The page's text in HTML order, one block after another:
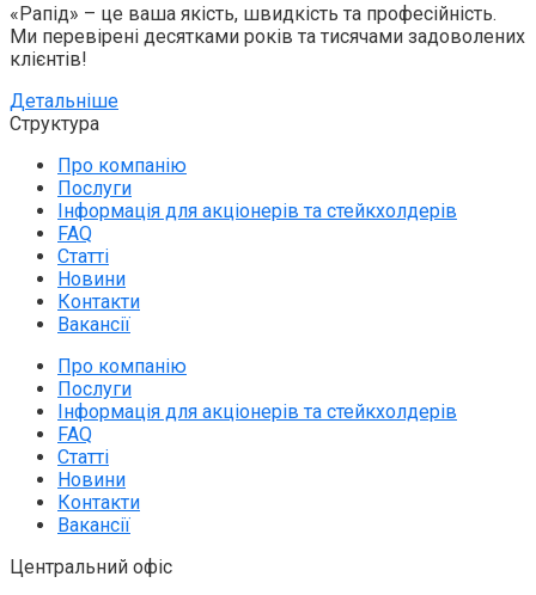
«Рапід» – це ваша якість, швидкість та професійність.
Ми перевірені десятками років та тисячами задоволених
клієнтів!
Детальніше
Структура
Про компанію
Послуги
Інформація для акціонерів та стейкхолдерів
FAQ
Статті
Новини
Контакти
Вакансії
Про компанію
Послуги
Інформація для акціонерів та стейкхолдерів
FAQ
Статті
Новини
Контакти
Вакансії
Центральний офіс